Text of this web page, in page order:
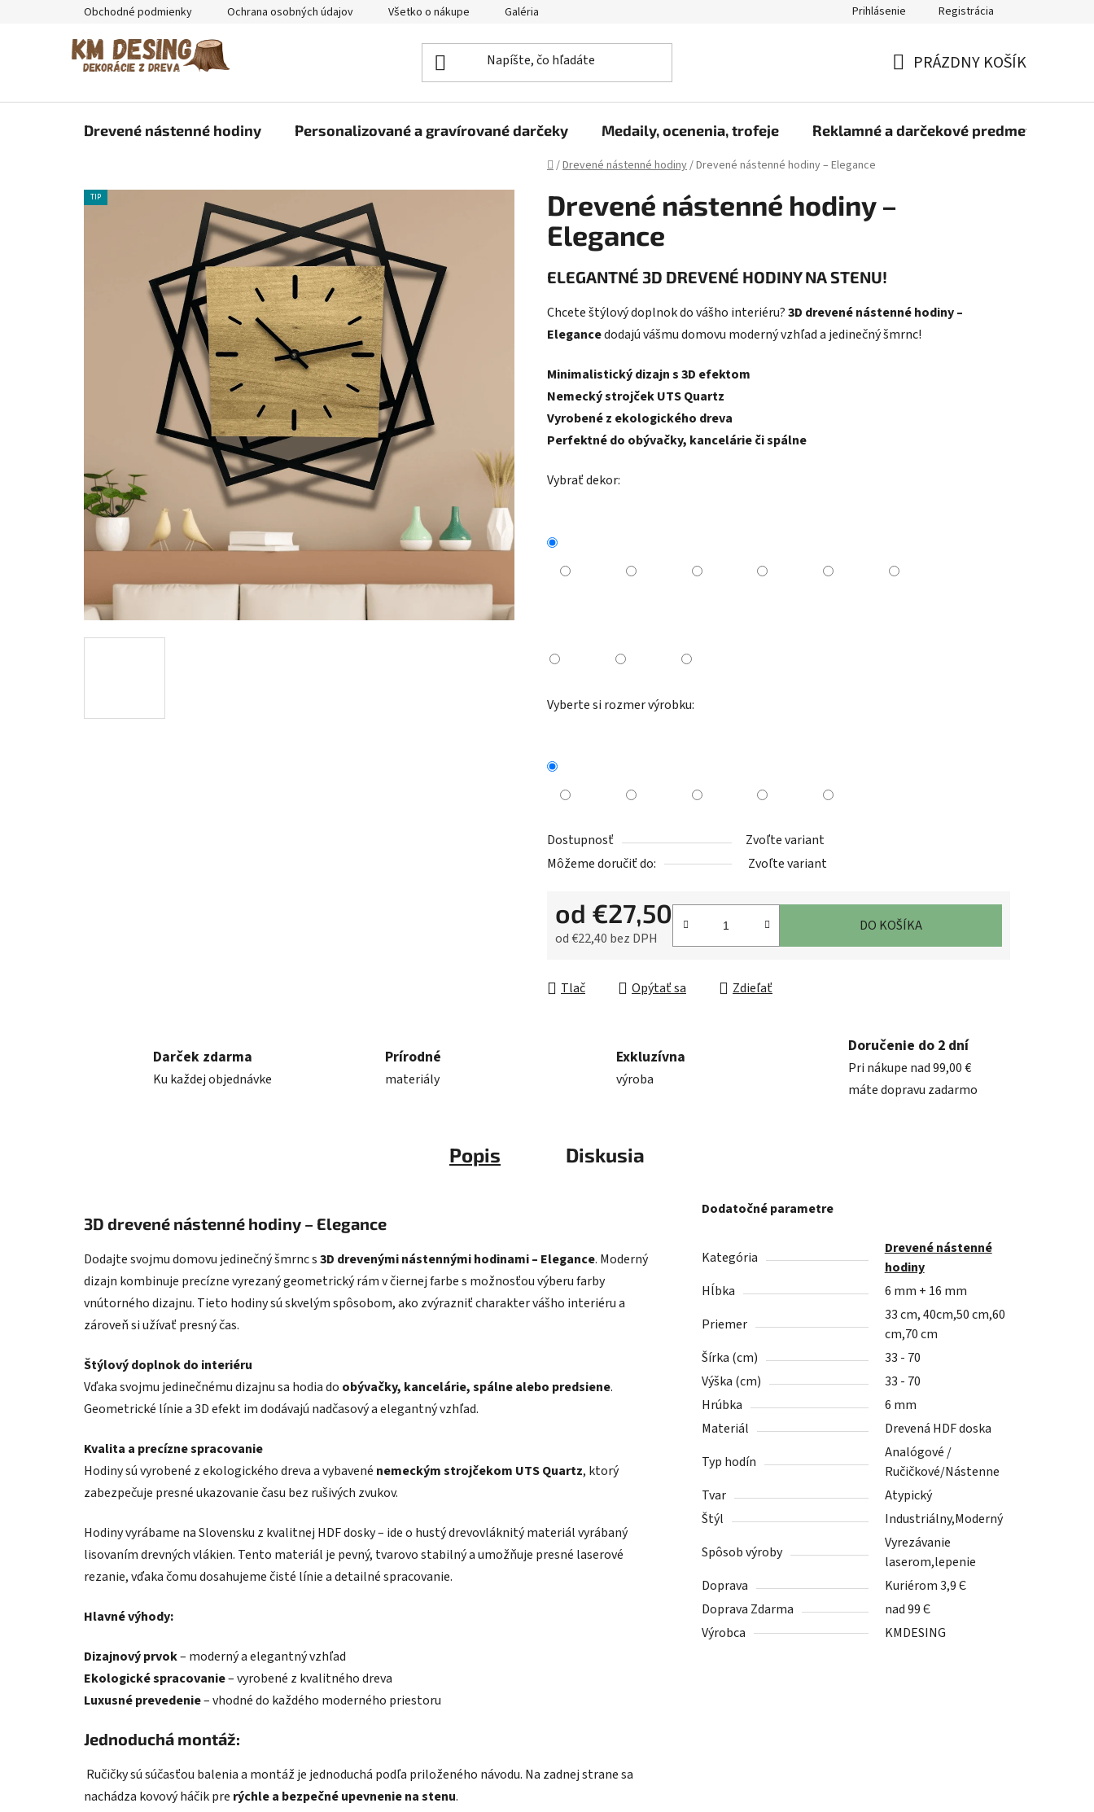
Obchodné podmienky Ochrana osobných údajov Všetko o nákupe Galéria Formulár na odstúpenie od zmluvy O nás
Prihlásenie Registrácia
KOŠÍK
PRÁZDNY KOŠÍK
Drevené nástenné hodiny Personalizované a gravírované darčeky Medaily, ocenenia, trofeje Reklamné a darčekové predmety
Domov
/Drevené nástenné hodiny/Drevené nástenné hodiny – Elegance
Drevené nástenné hodiny –
Elegance
ELEGANTNÉ 3D DREVENÉ HODINY NA STENU!
Chcete štýlový doplnok do vášho interiéru?3D drevené nástenné hodiny –
Elegancedodajú vášmu domovu moderný vzhľad a jedinečný šmrnc!
Minimalistický dizajn s 3D efektom
Nemecký strojček UTS Quartz
Vyrobené z ekologického dreva
Perfektné do obývačky, kancelárie či spálne
Vybrať dekor:
Vyberte si rozmer výrobku:
Dostupnosť
Zvoľte variant
Môžeme doručiť do:
Zvoľte variant
od €27,50
od€22,40 bez DPH
DO KOŠÍKA
Tlač Opýtať sa Zdieľať
TIP
Darček zdarma
Ku každej objednávke
Prírodné
materiály
Exkluzívna
výroba
Doručenie do 2 dní
Pri nákupe nad 99,00 €
máte dopravu zadarmo
Popis Diskusia
3D drevené nástenné hodiny – Elegance
Dodajte svojmu domovu jedinečný šmrnc s3D drevenými nástennými hodinami – Elegance. Moderný
dizajn kombinuje precízne vyrezaný geometrický rám v čiernej farbe s možnosťou výberu farby
vnútorného dizajnu. Tieto hodiny sú skvelým spôsobom, ako zvýrazniť charakter vášho interiéru a
zároveň si užívať presný čas.
Štýlový doplnok do interiéru
Vďaka svojmu jedinečnému dizajnu sa hodia do obývačky, kancelárie, spálne alebo predsiene.
Geometrické línie a 3D efekt im dodávajú nadčasový a elegantný vzhľad.
Kvalita a precízne spracovanie
Hodiny sú vyrobené z ekologického dreva a vybavené nemeckým strojčekom UTS Quartz, ktorý
zabezpečuje presné ukazovanie času bez rušivých zvukov.
Hodiny vyrábame na Slovensku z kvalitnej HDF dosky – ide o hustý drevovláknitý materiál vyrábaný
lisovaním drevných vlákien. Tento materiál je pevný, tvarovo stabilný a umožňuje presné laserové
rezanie, vďaka čomu dosahujeme čisté línie a detailné spracovanie.
Hlavné výhody:
Dizajnový prvok– moderný a elegantný vzhľad
Ekologické spracovanie– vyrobené z kvalitného dreva
Luxusné prevedenie– vhodné do každého moderného priestoru
Jednoduchá montáž:
Ručičky sú súčasťou balenia a montáž je jednoduchá podľa priloženého návodu. Na zadnej strane sa
nachádza kovový háčik pre rýchle a bezpečné upevnenie na stenu.
Dodatočné parametre
Kategória
Drevené nástenné
hodiny
Hĺbka
6 mm + 16 mm
Priemer
33 cm, 40cm,50 cm,60
cm,70 cm
Šírka (cm)
33 - 70
Výška (cm)
33 - 70
Hrúbka
6 mm
Materiál
Drevená HDF doska
Typ hodín
Analógové /
Ručičkové/Nástenne
Tvar
Atypický
Štýl
Industriálny,Moderný
Spôsob výroby
Vyrezávanie
laserom,lepenie
Doprava
Kuriérom 3,9 Є
Doprava Zdarma
nad 99 Є
Výrobca
KMDESING